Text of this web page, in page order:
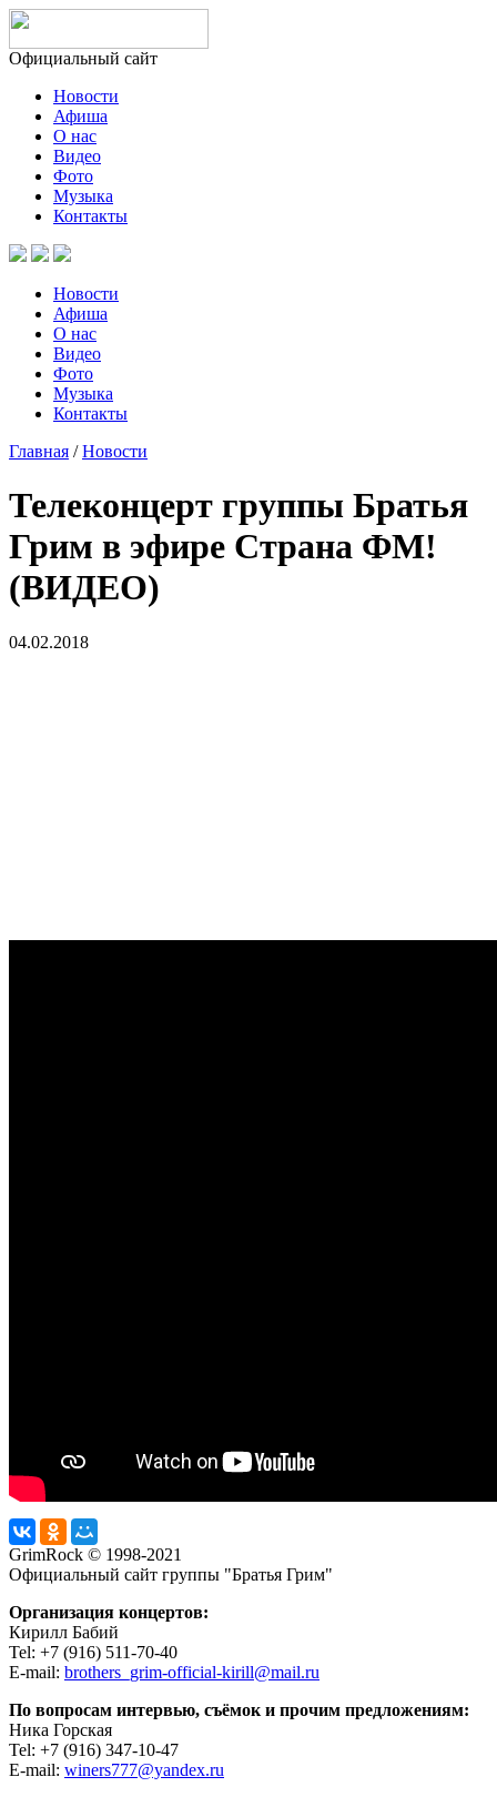
Официальный сайт
Новости
Афиша
О нас
Видео
Фото
Музыка
Контакты
Новости
Афиша
О нас
Видео
Фото
Музыка
Контакты
Главная /Новости
Телеконцерт группы Братья
Грим в эфире Страна ФМ!
(ВИДЕО)
04.02.2018
GrimRock © 1998-2021
Официальный сайт группы "Братья Грим"
Организация концертов:
Кирилл Бабий
Tel: +7 (916) 511-70-40
E-mail: brothers_grim-official-kirill@mail.ru
По вопросам интервью, съёмок и прочим предложениям:
Ника Горская
Tel: +7 (916) 347-10-47
E-mail: winers777@yandex.ru